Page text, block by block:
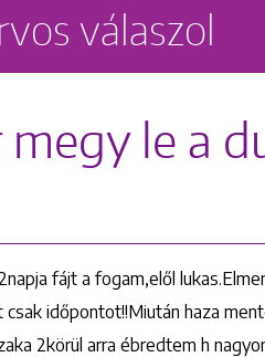
válaszol
le a
fájt a fogam,elől
időpontot!!Miután haza
2körül arra ébredtem h